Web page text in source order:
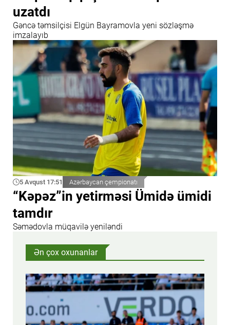
uzatdı
Gəncə təmsilçisi Elgün Bayramovla yeni sözləşmə
imzalayıb
5 Avqust 17:51 Azərbaycan çempionatı
“Kəpəz”in yetirməsi Ümidə ümidi
tamdır
Səmədovla müqavilə yeniləndi
Ən çox oxunanlar